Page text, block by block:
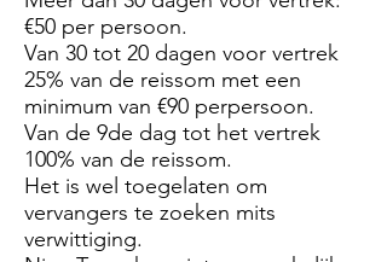
€50 per persoon.
Van 30 tot 20 dagen voor vertrek
25% van de reissom met een
minimum van €90 perpersoon.
Van de 9de dag tot het vertrek
100% van de reissom.
Het is wel toegelaten om
vervangers te zoeken mits
verwittiging.